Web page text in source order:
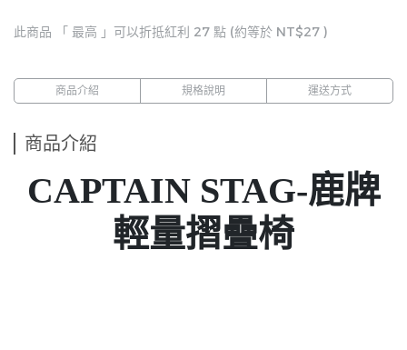
此商品 「 最高 」可以折抵紅利 27 點 (約等於 NT$27 )
商品介紹 規格說明 運送方式
商品介紹
CAPTAIN STAG-鹿牌
輕量摺疊椅